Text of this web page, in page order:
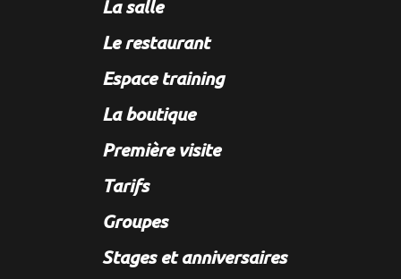
La salle
Le restaurant
Espace training
La boutique
Première visite
Tarifs
Groupes
Stages et anniversaires